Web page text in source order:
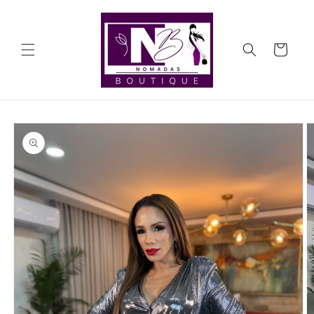
Carrito
directamente
a la
información
del producto